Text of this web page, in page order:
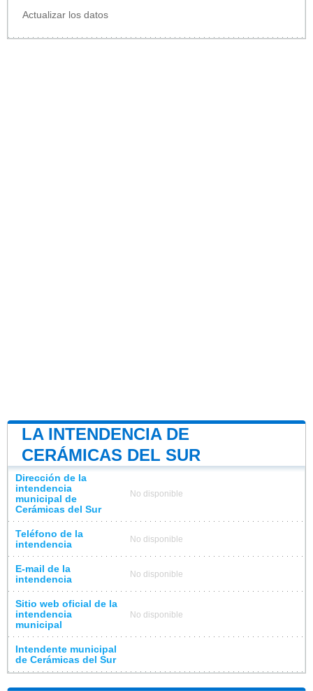
Actualizar los datos
LA INTENDENCIA DE
CERÁMICAS DEL SUR
Dirección de la
intendencia
municipal de
Cerámicas del Sur
No disponible
Teléfono de la
intendencia
No disponible
E-mail de la
intendencia
No disponible
Sitio web oficial de la
intendencia
municipal
No disponible
Intendente municipal
de Cerámicas del Sur